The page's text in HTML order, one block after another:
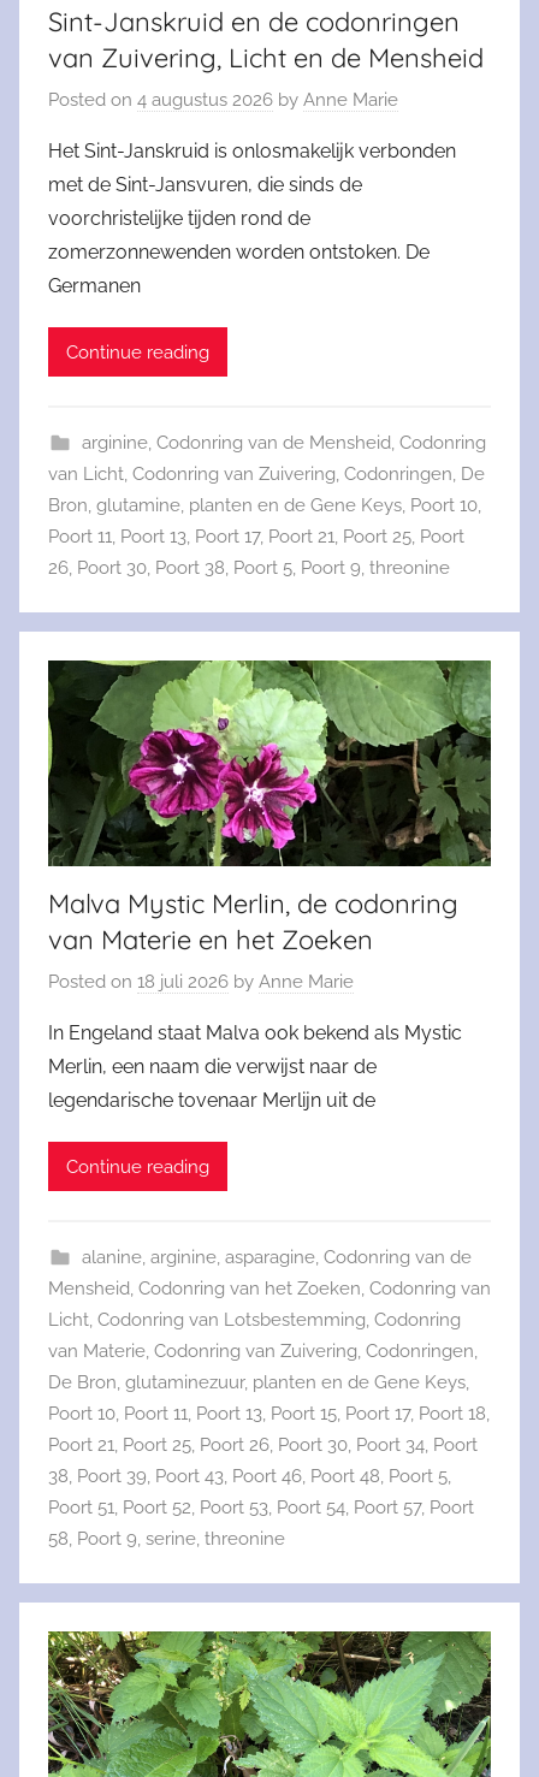
Sint-Janskruid en de codonringen
van Zuivering, Licht en de Mensheid
Posted on 4 augustus 2026 by Anne Marie
Het Sint-Janskruid is onlosmakelijk verbonden
met de Sint-Jansvuren, die sinds de
voorchristelijke tijden rond de
zomerzonnewenden worden ontstoken. De
Germanen
Continue reading
arginine, Codonring van de Mensheid, Codonring
van Licht, Codonring van Zuivering, Codonringen, De
Bron, glutamine, planten en de Gene Keys, Poort 10,
Poort 11, Poort 13, Poort 17, Poort 21, Poort 25, Poort
26, Poort 30, Poort 38, Poort 5, Poort 9, threonine
Malva Mystic Merlin, de codonring
van Materie en het Zoeken
Posted on 18 juli 2026 by Anne Marie
In Engeland staat Malva ook bekend als Mystic
Merlin, een naam die verwijst naar de
legendarische tovenaar Merlijn uit de
Continue reading
alanine, arginine, asparagine, Codonring van de
Mensheid, Codonring van het Zoeken, Codonring van
Licht, Codonring van Lotsbestemming, Codonring
van Materie, Codonring van Zuivering, Codonringen,
De Bron, glutaminezuur, planten en de Gene Keys,
Poort 10, Poort 11, Poort 13, Poort 15, Poort 17, Poort 18,
Poort 21, Poort 25, Poort 26, Poort 30, Poort 34, Poort
38, Poort 39, Poort 43, Poort 46, Poort 48, Poort 5,
Poort 51, Poort 52, Poort 53, Poort 54, Poort 57, Poort
58, Poort 9, serine, threonine